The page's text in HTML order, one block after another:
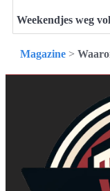
Weekendjes weg
Magazine >